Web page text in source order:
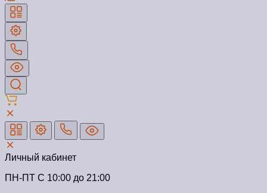
Личный кабинет
ПН-ПТ C 10:00 до 21:00